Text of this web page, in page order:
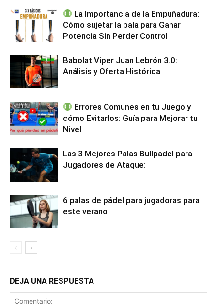
La Importancia de la Empuñadura:
Cómo sujetar la pala para Ganar
Potencia Sin Perder Control
Babolat Viper Juan Lebrón 3.0:
Análisis y Oferta Histórica
Errores Comunes en tu Juego y
cómo Evitarlos: Guía para Mejorar tu
Nivel
Las 3 Mejores Palas Bullpadel para
Jugadores de Ataque:
6 palas de pádel para jugadoras para
este verano
DEJA UNA RESPUESTA